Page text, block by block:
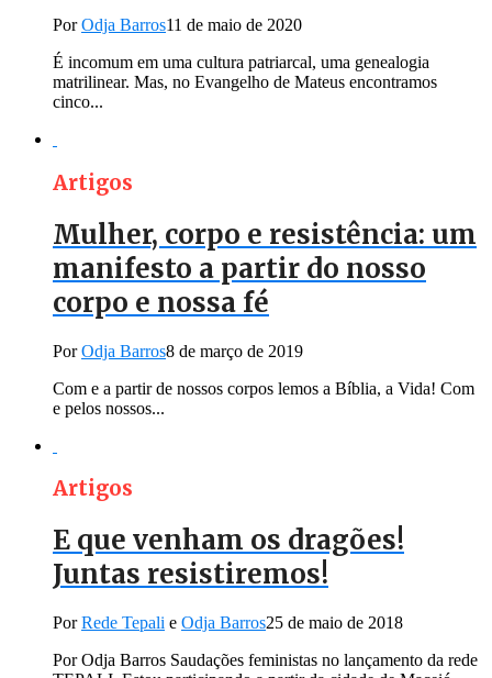
PorOdja Barros11 de maio de 2020
É incomum em uma cultura patriarcal, uma genealogia
matrilinear. Mas, no Evangelho de Mateus encontramos
cinco...
Artigos
Mulher, corpo e resistência: um
manifesto a partir do nosso
corpo e nossa fé
PorOdja Barros8 de março de 2019
Com e a partir de nossos corpos lemos a Bíblia, a Vida! Com
e pelos nossos...
Artigos
E que venham os dragões!
Juntas resistiremos!
PorRede Tepali e Odja Barros25 de maio de 2018
Por Odja Barros Saudações feministas no lançamento da rede